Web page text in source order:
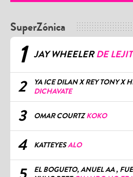
SuperZónica
1 JAY WHEELERDE
2
YA ICE DILAN X REY TONY X
DICHAVATE
3 OMAR COURTZKOKO
4 KATTEYESALO
EL BOGUETO, ANUEL AA ,